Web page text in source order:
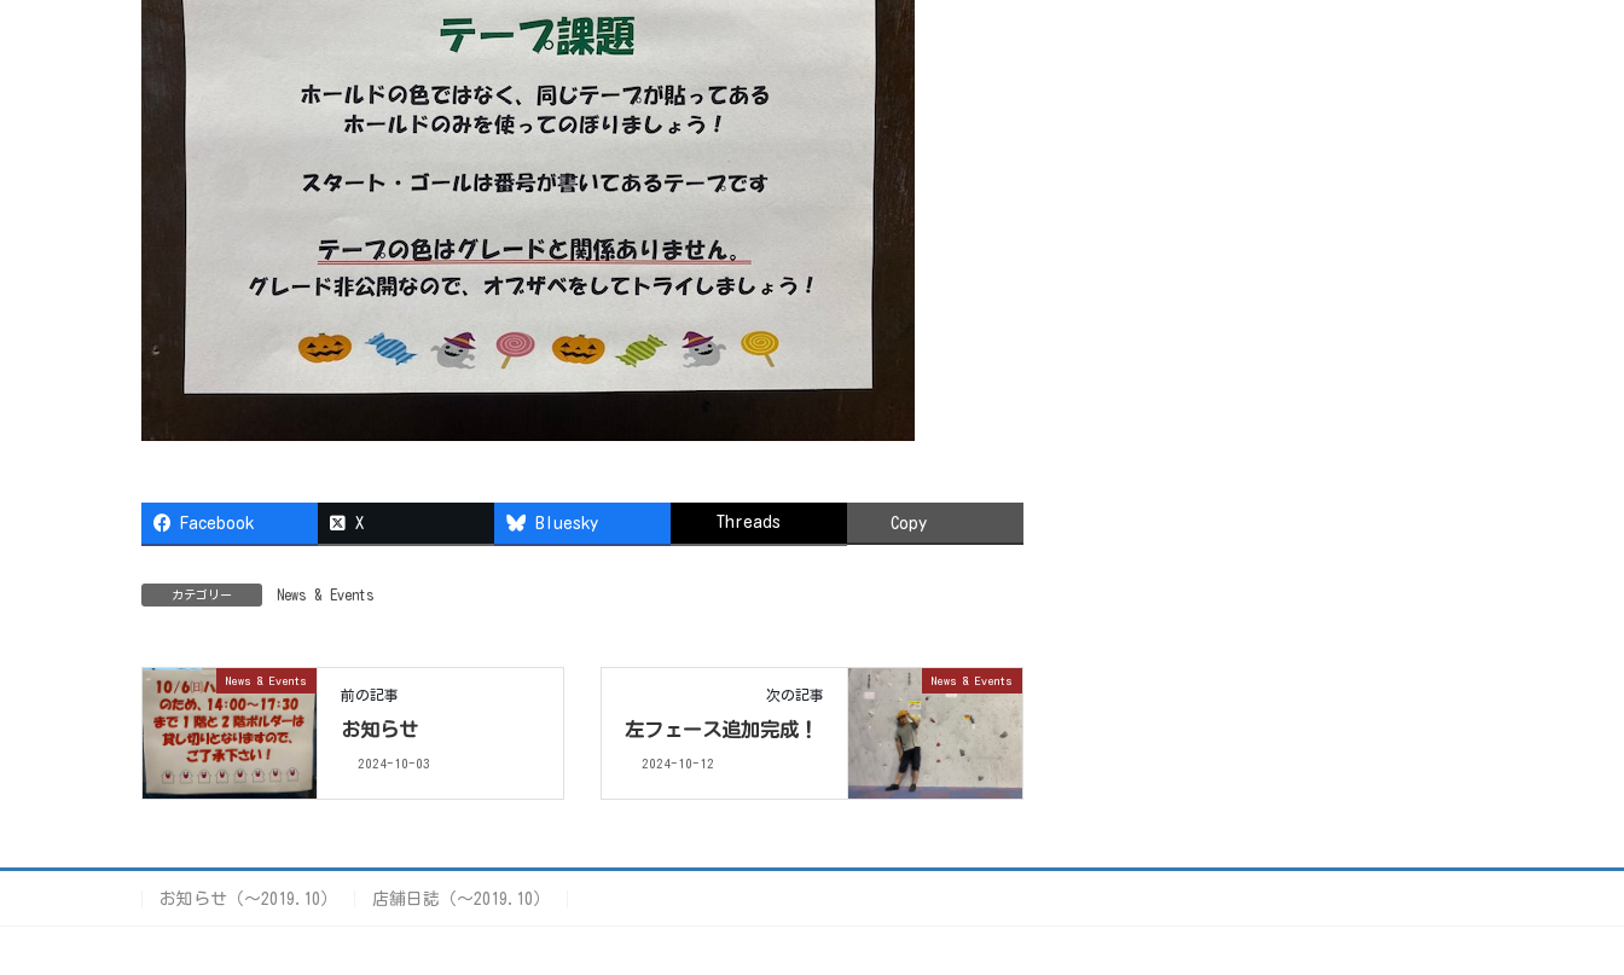
Facebook X Bluesky Threads Copy
カテゴリー News & Events
News & Events
前の記事
お知らせ
2024-10-03
News & Events
次の記事
左フェース追加完成！
2024-10-12
お知らせ（〜2019.10） 店舗日誌（〜2019.10）